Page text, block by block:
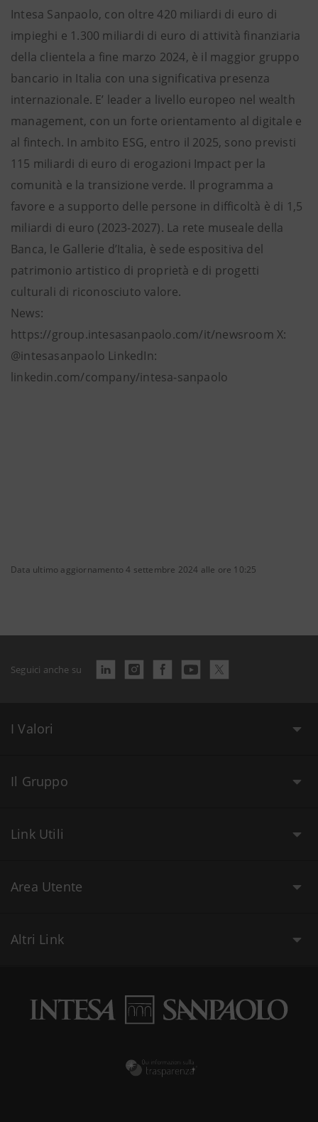
Intesa Sanpaolo, con oltre 420 miliardi di euro di
impieghi e 1.300 miliardi di euro di attività finanziaria
della clientela a fine marzo 2024, è il maggior gruppo
bancario in Italia con una significativa presenza
internazionale. E’ leader a livello europeo nel wealth
management, con un forte orientamento al digitale e
al fintech. In ambito ESG, entro il 2025, sono previsti
115 miliardi di euro di erogazioni Impact per la
comunità e la transizione verde. Il programma a
favore e a supporto delle persone in difficoltà è di 1,5
miliardi di euro (2023-2027). La rete museale della
Banca, le Gallerie d’Italia, è sede espositiva del
patrimonio artistico di proprietà e di progetti
culturali di riconosciuto valore.
News:
https://group.intesasanpaolo.com/it/newsroom X:
@intesasanpaolo LinkedIn:
linkedin.com/company/intesa-sanpaolo
Data ultimo aggiornamento 4 settembre 2024 alle ore 10:25
Seguici anche su
I Valori
Il Gruppo
Link Utili
Area Utente
Altri Link